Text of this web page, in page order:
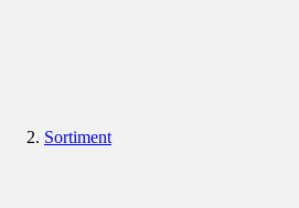
Sortiment